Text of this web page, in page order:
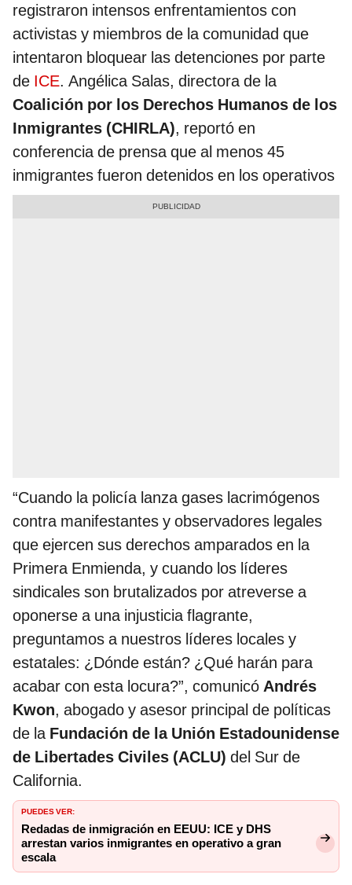
registraron intensos enfrentamientos con
activistas y miembros de la comunidad que
intentaron bloquear las detenciones por parte
de ICE. Angélica Salas, directora de la
Coalición por los Derechos Humanos de los
Inmigrantes (CHIRLA), reportó en
conferencia de prensa que al menos 45
inmigrantes fueron detenidos en los operativos
“Cuando la policía lanza gases lacrimógenos
contra manifestantes y observadores legales
que ejercen sus derechos amparados en la
Primera Enmienda, y cuando los líderes
sindicales son brutalizados por atreverse a
oponerse a una injusticia flagrante,
preguntamos a nuestros líderes locales y
estatales: ¿Dónde están? ¿Qué harán para
acabar con esta locura?”, comunicó Andrés
Kwon, abogado y asesor principal de políticas
de la Fundación de la Unión Estadounidense
de Libertades Civiles (ACLU) del Sur de
California.
PUEDES VER:
Redadas de inmigración en EEUU: ICE y DHS
arrestan varios inmigrantes en operativo a gran
escala